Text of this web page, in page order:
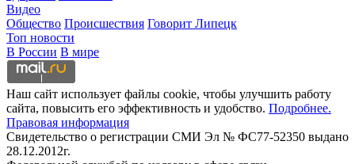
Видео
Общество Происшествия Говорит Липецк
Топ новости
В России В мире
Наш сайт использует файлы cookie, чтобы улучшить работу
сайта, повысить его эффективность и удобство. Подробнее.
Правовая информация
Свидетельство о регистрации СМИ Эл № ФС77-52350 выдано
28.12.2012г.